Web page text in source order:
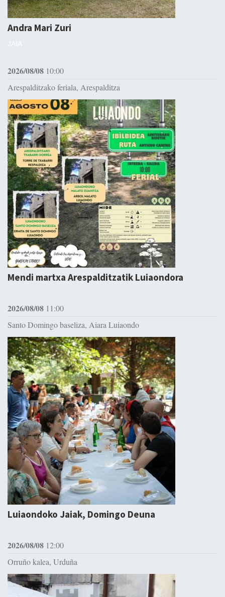
Andra Mari Zuri
2026/08/08 10:00
Arespalditzako feriala, Arespalditza
Mendi martxa Arespalditzatik Luiaondora
2026/08/08 11:00
Santo Domingo baseliza, Aiara Luiaondo
Luiaondoko Jaiak, Domingo Deuna
2026/08/08 12:00
Orruño kalea, Urduña